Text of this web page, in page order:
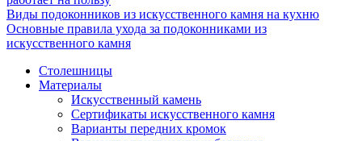
Виды подоконников из искусственного камня на кухню
Основные правила ухода за подоконниками из
искусственного камня
Столешницы
Материалы
Искусственный камень
Сертификаты искусственного камня
Варианты передних кромок